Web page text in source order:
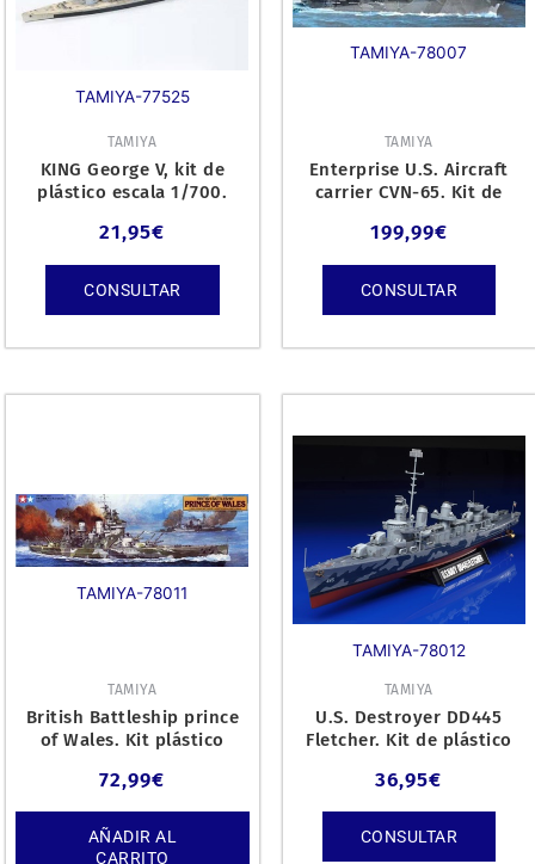
TAMIYA-77525
TAMIYA
KING George V, kit de
plástico escala 1/700.
21,95€
CONSULTAR
TAMIYA-78007
TAMIYA
Enterprise U.S. Aircraft
carrier CVN-65. Kit de
199,99€
CONSULTAR
TAMIYA-78011
TAMIYA
British Battleship prince
of Wales. Kit plástico
72,99€
AÑADIR AL
CARRITO
TAMIYA-78012
TAMIYA
U.S. Destroyer DD445
Fletcher. Kit de plástico
36,95€
CONSULTAR